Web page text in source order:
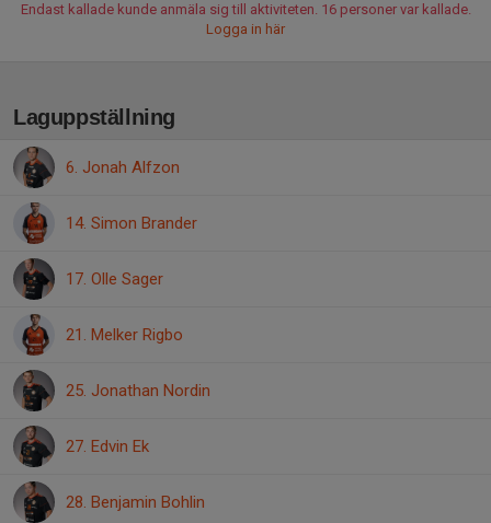
Endast kallade kunde anmäla sig till aktiviteten. 16 personer var kallade.
Logga in här
Laguppställning
6. Jonah Alfzon
14. Simon Brander
17. Olle Sager
21. Melker Rigbo
25. Jonathan Nordin
27. Edvin Ek
28. Benjamin Bohlin